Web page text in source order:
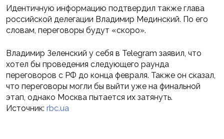
Идентичную информацию подтвердил также глава
российской делегации Владимир Мединский. По его
словам, переговоры будут «скоро».
Владимир Зеленский у себя в Telegram заявил, что
хотел бы проведения следующего раунда
переговоров с РФ до конца февраля. Также он сказал,
что переговоры могли бы выйти уже на финальной
этап, однако Москва пытается их затянуть.
Источник: rbc.ua